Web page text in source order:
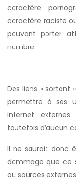
caractère
caractère raciste
pouvant porter
nombre.
Des liens « sortant
permettre à ses
internet externes
toutefois d’aucun
Il ne saurait donc
dommage que ce
ou sources